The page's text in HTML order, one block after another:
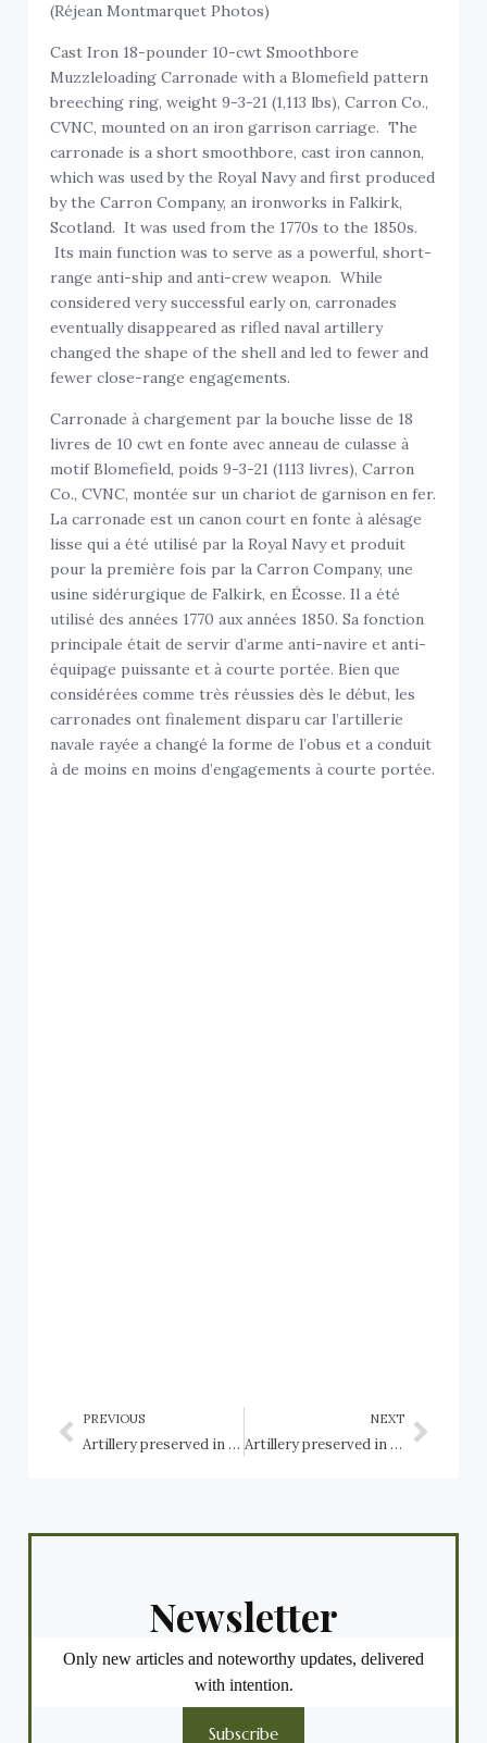
(Réjean Montmarquet Photos)
Cast Iron 18-pounder 10-cwt Smoothbore
Muzzleloading Carronade with a Blomefield pattern
breeching ring, weight 9-3-21 (1,113 lbs), Carron Co.,
CVNC, mounted on an iron garrison carriage. The
carronade is a short smoothbore, cast iron cannon,
which was used by the Royal Navy and first produced
by the Carron Company, an ironworks in Falkirk,
Scotland. It was used from the 1770s to the 1850s.
Its main function was to serve as a powerful, short-
range anti-ship and anti-crew weapon. While
considered very successful early on, carronades
eventually disappeared as rifled naval artillery
changed the shape of the shell and led to fewer and
fewer close-range engagements.
Carronade à chargement par la bouche lisse de 18
livres de 10 cwt en fonte avec anneau de culasse à
motif Blomefield, poids 9-3-21 (1113 livres), Carron
Co., CVNC, montée sur un chariot de garnison en fer.
La carronade est un canon court en fonte à alésage
lisse qui a été utilisé par la Royal Navy et produit
pour la première fois par la Carron Company, une
usine sidérurgique de Falkirk, en Écosse. Il a été
utilisé des années 1770 aux années 1850. Sa fonction
principale était de servir d’arme anti-navire et anti-
équipage puissante et à courte portée. Bien que
considérées comme très réussies dès le début, les
carronades ont finalement disparu car l’artillerie
navale rayée a changé la forme de l’obus et a conduit
à de moins en moins d’engagements à courte portée.
PREVIOUS
Artillery preserved in Canada: Québec / Artillerie préservée au Canada: Québec: 2 Canadian Division Support Base (2 CDSB) Valcartier / Base de soutien de la 2e Division du Canada (BSC 2) Valcartier
NEXT
Artillery preserved in Canada: Québec / Artillerie préservée au Canada: Québec: Baie St Paul, Beloeil, Brossard, Bryson, Buckingham, Bury
Newsletter
Only new articles and noteworthy updates, delivered
with intention.
Subscribe